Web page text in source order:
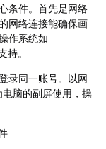
条件。首先是网络
网络连接能确保画
作系统如
。
录同一账号。以网
脑的副屏使用，操